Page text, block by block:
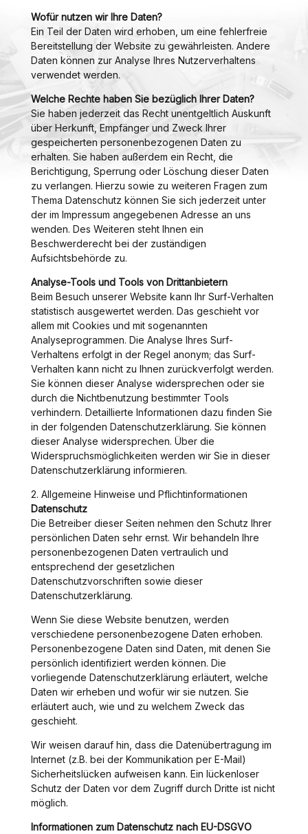
Wofür nutzen wir Ihre Daten?
Ein Teil der Daten wird erhoben, um eine fehlerfreie
Bereitstellung der Website zu gewährleisten. Andere
Daten können zur Analyse Ihres Nutzerverhaltens
verwendet werden.
Welche Rechte haben Sie bezüglich Ihrer Daten?
Sie haben jederzeit das Recht unentgeltlich Auskunft
über Herkunft, Empfänger und Zweck Ihrer
gespeicherten personenbezogenen Daten zu
erhalten. Sie haben außerdem ein Recht, die
Berichtigung, Sperrung oder Löschung dieser Daten
zu verlangen. Hierzu sowie zu weiteren Fragen zum
Thema Datenschutz können Sie sich jederzeit unter
der im Impressum angegebenen Adresse an uns
wenden. Des Weiteren steht Ihnen ein
Beschwerderecht bei der zuständigen
Aufsichtsbehörde zu.
Analyse-Tools und Tools von Drittanbietern
Beim Besuch unserer Website kann Ihr Surf-Verhalten
statistisch ausgewertet werden. Das geschieht vor
allem mit Cookies und mit sogenannten
Analyseprogrammen. Die Analyse Ihres Surf-
Verhaltens erfolgt in der Regel anonym; das Surf-
Verhalten kann nicht zu Ihnen zurückverfolgt werden.
Sie können dieser Analyse widersprechen oder sie
durch die Nichtbenutzung bestimmter Tools
verhindern. Detaillierte Informationen dazu finden Sie
in der folgenden Datenschutzerklärung. Sie können
dieser Analyse widersprechen. Über die
Widerspruchsmöglichkeiten werden wir Sie in dieser
Datenschutzerklärung informieren.
2. Allgemeine Hinweise und Pflichtinformationen
Datenschutz
Die Betreiber dieser Seiten nehmen den Schutz Ihrer
persönlichen Daten sehr ernst. Wir behandeln Ihre
personenbezogenen Daten vertraulich und
entsprechend der gesetzlichen
Datenschutzvorschriften sowie dieser
Datenschutzerklärung.
Wenn Sie diese Website benutzen, werden
verschiedene personenbezogene Daten erhoben.
Personenbezogene Daten sind Daten, mit denen Sie
persönlich identifiziert werden können. Die
vorliegende Datenschutzerklärung erläutert, welche
Daten wir erheben und wofür wir sie nutzen. Sie
erläutert auch, wie und zu welchem Zweck das
geschieht.
Wir weisen darauf hin, dass die Datenübertragung im
Internet (z.B. bei der Kommunikation per E-Mail)
Sicherheitslücken aufweisen kann. Ein lückenloser
Schutz der Daten vor dem Zugriff durch Dritte ist nicht
möglich.
Informationen zum Datenschutz nach EU-DSGVO